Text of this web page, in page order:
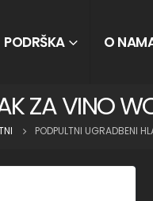
PODRŠKA O
ZA VINO
PODPULTNI UGRADBENI